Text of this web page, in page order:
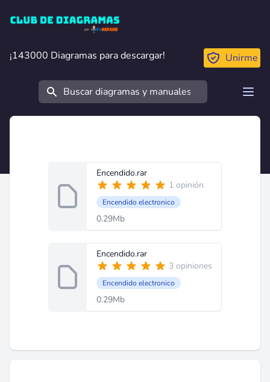
Club de Diagramas
¡143000 Diagramas para descargar!
¡143000 Diagramas para descargar! Unirme
Buscar
Encendido.rar
1 opinión
Encendido electronico
0.29Mb
Encendido.rar
3 opiniones
Encendido electronico
0.29Mb